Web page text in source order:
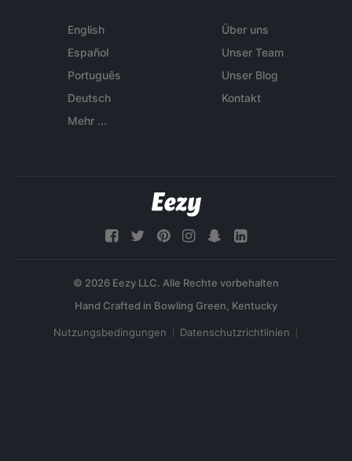
English
Español
Português
Deutsch
Mehr ...
Über uns
Unser Team
Unser Blog
Kontakt
© 2026 Eezy LLC. Alle Rechte vorbehalten
Nutzungsbedingungen Datenschutzrichtlinien